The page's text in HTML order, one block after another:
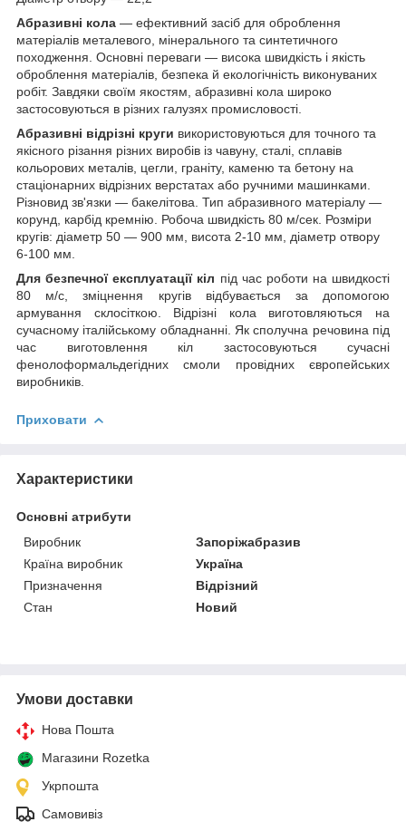
Абразивні кола — ефективний засіб для оброблення
матеріалів металевого, мінерального та синтетичного
походження. Основні переваги — висока швидкість і якість
оброблення матеріалів, безпека й екологічність виконуваних
робіт. Завдяки своїм якостям, абразивні кола широко
застосовуються в різних галузях промисловості.
Абразивні відрізні круги використовуються для точного та
якісного різання різних виробів із чавуну, сталі, сплавів
кольорових металів, цегли, граніту, каменю та бетону на
стаціонарних відрізних верстатах або ручними машинками.
Різновид зв'язки — бакелітова. Тип абразивного матеріалу —
корунд, карбід кремнію. Робоча швидкість 80 м/сек. Розміри
кругів: діаметр 50 — 900 мм, висота 2-10 мм, діаметр отвору
6-100 мм.
Для безпечної експлуатації кіл під час роботи на швидкості
80 м/с, зміцнення кругів відбувається за допомогою
армування склосіткою. Відрізні кола виготовляються на
сучасному італійському обладнанні. Як сполучна речовина під
час виготовлення кіл застосовуються сучасні
фенолоформальдегідних смоли провідних європейських
виробників.
Приховати
Характеристики
Основні атрибути
Виробник
Запоріжабразив
Країна виробник
Україна
Призначення
Відрізний
Стан
Новий
Умови доставки
Нова Пошта
Магазини Rozetka
Укрпошта
Самовивіз